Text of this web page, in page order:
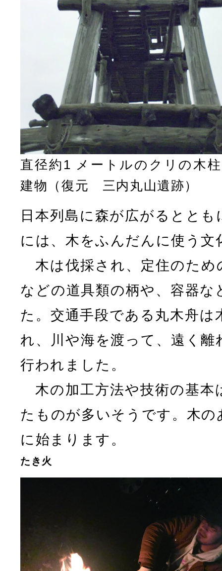
直径約1 メートルのクリの木
建物（復元 三内丸山遺跡）
日本列島に森が広がるとと
には、木をふんだんに使う文
木は伐採され、定住のため
などの道具類の柄や、容器
た。交通手段である丸木舟
れ、川や海を渡って、遠く
行われました。
木の加工方法や技術の基本
たものが多いそうです。木
に始まります。
たき火